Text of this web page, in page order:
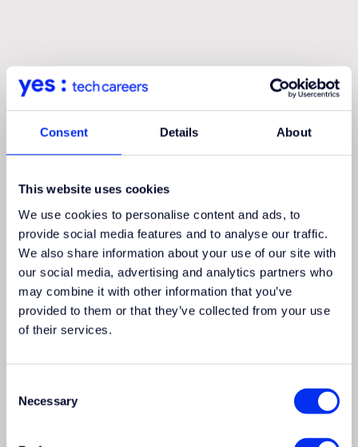
Consent Details About
This website uses cookies
We use cookies to personalise content and ads, to
provide social media features and to analyse our traffic.
We also share information about your use of our site with
our social media, advertising and analytics partners who
may combine it with other information that you’ve
provided to them or that they’ve collected from your use
of their services.
Selection
Necessary
Applynow
Do you say Yes to this challenge? Fill in the form
and we will contact you!